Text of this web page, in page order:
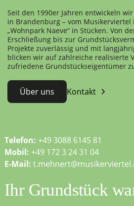
Seit den 1990er Jahren entwickeln
in Brandenburg – vom
„Wohnpark Naeve“ in Stücken. Von
Erschließung bis zur
Projekte zuverlässig und mit
blicken wir auf zahlreiche realisierte
zufriedene Grundstückseigentümer
Über uns Kontakt
Telefon: +49 3088 6145 81
Mobil: +49 172 3 24 31 04
E-Mail:
Ihr Grundstück